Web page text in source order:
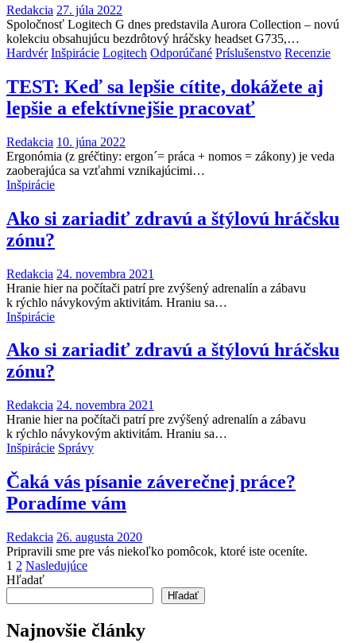
Redakcia 27. júla 2022
Spoločnosť Logitech G dnes predstavila Aurora Collection – novú
kolekciu obsahujúcu bezdrôtový hráčsky headset G735,…
Hardvér Inšpirácie Logitech Odporúčané Príslušenstvo Recenzie
TEST: Keď sa lepšie cítite, dokážete aj
lepšie a efektívnejšie pracovať
Redakcia 10. júna 2022
Ergonómia (z gréčtiny: ergon´= práca + nomos = zákony) je veda
zaoberajúca sa vzťahmi vznikajúcimi…
Inšpirácie
Ako si zariadiť zdravú a štýlovú hráčsku
zónu?
Redakcia 24. novembra 2021
Hranie hier na počítači patrí pre zvýšený adrenalín a zábavu
k rýchlo návykovým aktivitám. Hraniu sa…
Inšpirácie
Ako si zariadiť zdravú a štýlovú hráčsku
zónu?
Redakcia 24. novembra 2021
Hranie hier na počítači patrí pre zvýšený adrenalín a zábavu
k rýchlo návykovým aktivitám. Hraniu sa…
Inšpirácie Správy
Čaká vás písanie záverečnej práce?
Poradíme vám
Redakcia 26. augusta 2020
Pripravili sme pre vás niekoľko pomôcok, ktoré iste oceníte.
Stránkovanie
príspevkov
1 2 Nasledujúce
Hľadať
Hľadať
Najnovšie články